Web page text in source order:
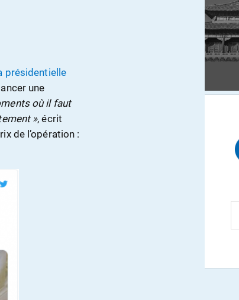
présidentielle
une
où il faut
», écrit
de l’opération :